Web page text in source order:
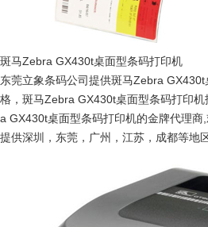
斑马Zebra GX430t桌面型条码打印机
东莞立象条码公司提供斑马Zebra
格，斑马Zebra GX430t桌面型条码打印
a GX430t桌面型条码打印机的金牌代理商
提供深圳，东莞，广州，江苏，成都等地